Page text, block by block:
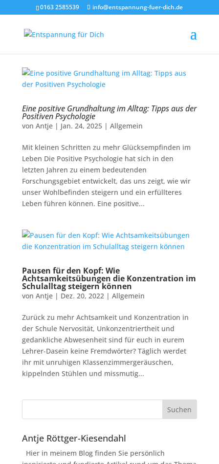
0163 2585539 info@entspannung-fuer-dich.de
Eine positive Grundhaltung im Alltag: Tipps aus der
Positiven Psychologie
von Antje| Jan. 24, 2025| Allgemein
Mit kleinen Schritten zu mehr Glücksempfinden im
Leben Die Positive Psychologie hat sich in den
letzten Jahren zu einem bedeutenden
Forschungsgebiet entwickelt, das uns zeigt, wie wir
unser Wohlbefinden steigern und ein erfüllteres
Leben führen können. Eine positive...
Pausen für den Kopf: Wie
Achtsamkeitsübungen die Konzentration im
Schulalltag steigern können
von Antje| Dez. 20, 2022| Allgemein
Zurück zu mehr Achtsamkeit und Konzentration in
der Schule Nervosität, Unkonzentriertheit und
gedankliche Abwesenheit sind für euch in eurem
Lehrer-Dasein keine Fremdwörter? Täglich werdet
ihr mit unruhigen Klassenzimmergeräuschen,
kippelnden Stühlen und missmutig...
Antje Röttger-Kiesendahl
Hier in meinem Blog finden Sie persönlich